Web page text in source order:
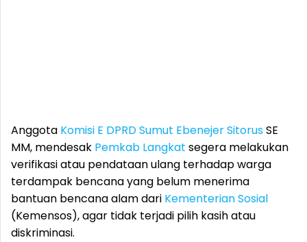
Anggota Komisi E DPRD Sumut Ebenejer SitorusSE
MM, mendesak Pemkab Langkat segera melakukan
verifikasi atau pendataan ulang terhadap warga
terdampak bencana yang belum menerima
bantuan bencana alam dari Kementerian Sosial
(Kemensos), agar tidak terjadi pilih kasih atau
diskriminasi.